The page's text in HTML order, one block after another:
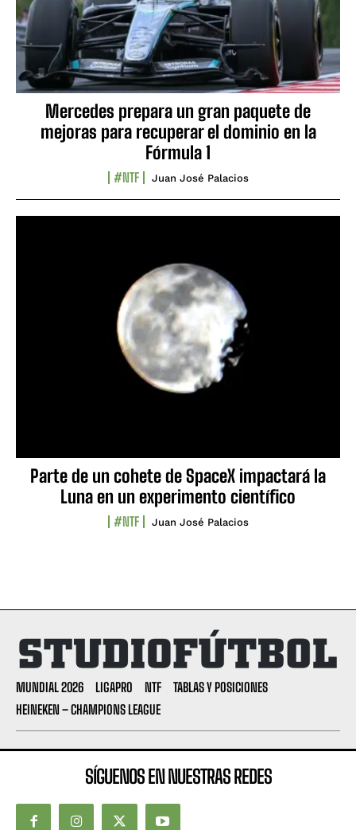
Mercedes prepara un gran paquete de
mejoras para recuperar el dominio en la
Fórmula 1
#NTF Juan José Palacios
Parte de un cohete de SpaceX impactará la
Luna en un experimento científico
#NTF Juan José Palacios
MUNDIAL 2026 LIGAPRO NTF
TABLAS Y POSICIONES
HEINEKEN – CHAMPIONS LEAGUE
SÍGUENOS EN NUESTRAS REDES